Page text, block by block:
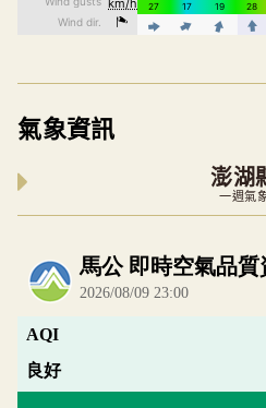
氣象資訊
澎湖
一週氣
內嵌空氣品質小工具為